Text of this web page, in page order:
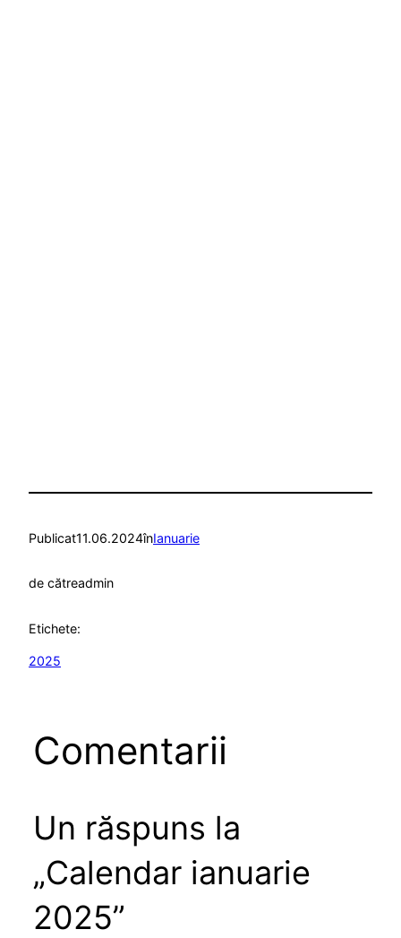
Publicat11.06.2024înIanuarie
de cătreadmin
Etichete:
2025
Comentarii
Un răspuns la
„Calendar ianuarie
2025”